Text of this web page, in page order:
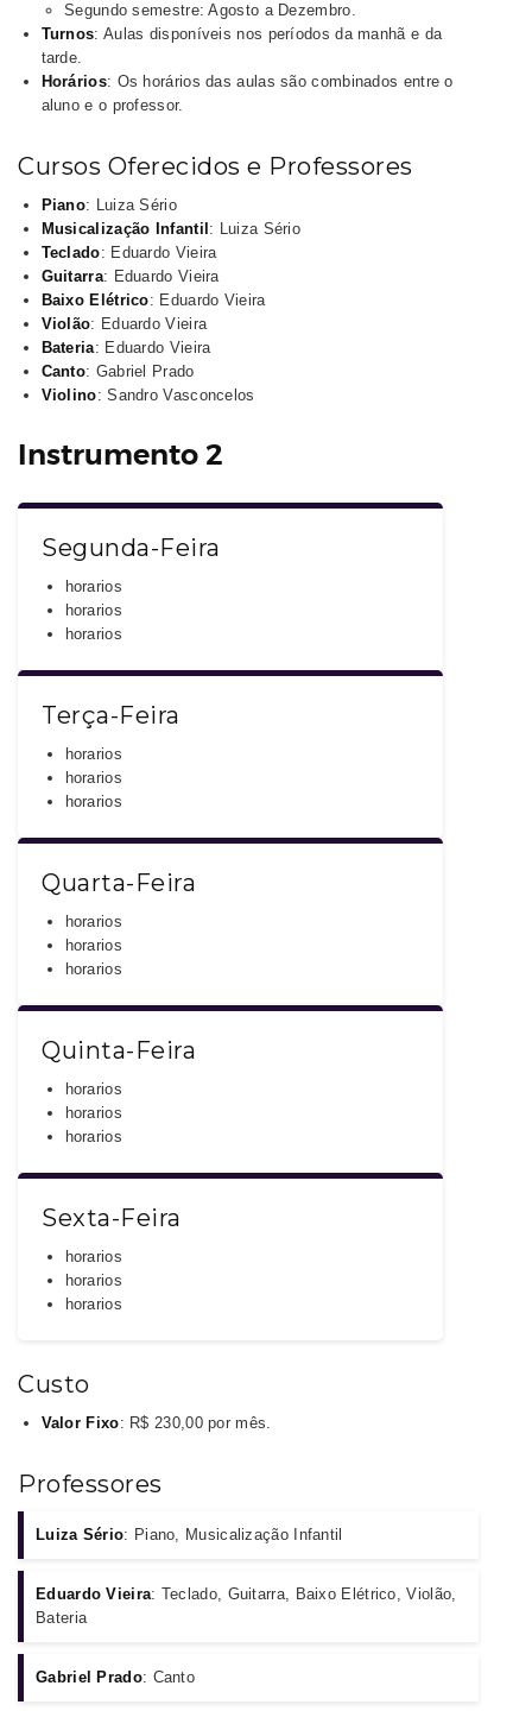
Segundo semestre: Agosto a Dezembro.
Turnos: Aulas disponíveis nos períodos da manhã e da
tarde.
Horários: Os horários das aulas são combinados entre o
aluno e o professor.
Cursos Oferecidos e Professores
Piano: Luiza Sério
Musicalização Infantil : Luiza Sério
Teclado: Eduardo Vieira
Guitarra: Eduardo Vieira
Baixo Elétrico: Eduardo Vieira
Violão: Eduardo Vieira
Bateria: Eduardo Vieira
Canto: Gabriel Prado
Violino: Sandro Vasconcelos
Instrumento 2
Segunda-Feira
horarios
horarios
horarios
Terça-Feira
horarios
horarios
horarios
Quarta-Feira
horarios
horarios
horarios
Quinta-Feira
horarios
horarios
horarios
Sexta-Feira
horarios
horarios
horarios
Custo
Valor Fixo: R$ 230,00 por mês.
Professores
Luiza Sério: Piano, Musicalização Infantil
Eduardo Vieira: Teclado, Guitarra, Baixo Elétrico, Violão,
Bateria
Gabriel Prado: Canto